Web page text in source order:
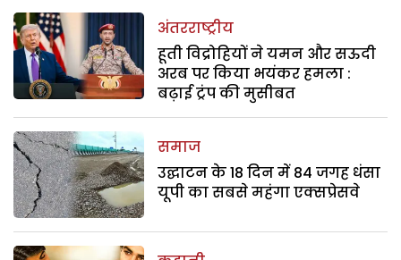
अंतरराष्ट्रीय
हूती विद्रोहियों ने यमन और सऊदी
अरब पर किया भयंकर हमला :
बढ़ाई ट्रंप की मुसीबत
समाज
उद्घाटन के 18 दिन में 84 जगह धंसा
यूपी का सबसे महंगा एक्सप्रेसवे